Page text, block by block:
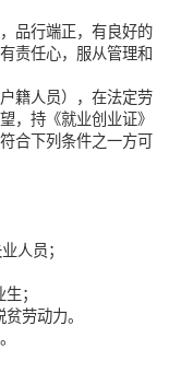
品行端正，有良好的
责任心，服从管理和
籍人员），在法定劳
，持《就业创业证》
合下列条件之一方可
人员；
；
劳动力。